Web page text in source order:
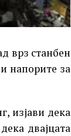
врз станбен
напорите за
изјави дека
двајцата